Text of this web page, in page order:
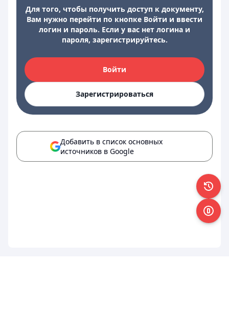
Для того, чтобы получить доступ к документу,
Вам нужно перейти по кнопке Войти и ввести
логин и пароль. Если у вас нет логина и
пароля, зарегистрируйтесь.
Войти
Зарегистрироваться
Добавить в список основных
источников в Google